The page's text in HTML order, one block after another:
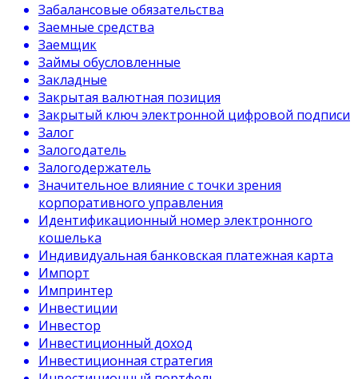
Забалансовые обязательства
Заемные средства
Заемщик
Займы обусловленные
Закладные
Закрытая валютная позиция
Закрытый ключ электронной цифровой подписи
Залог
Залогодатель
Залогодержатель
Значительное влияние с точки зрения
корпоративного управления
Идентификационный номер электронного
кошелька
Индивидуальная банковская платежная карта
Импорт
Импринтер
Инвестиции
Инвестор
Инвестиционный доход
Инвестиционная стратегия